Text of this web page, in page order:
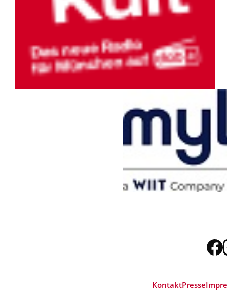
KontaktPresse